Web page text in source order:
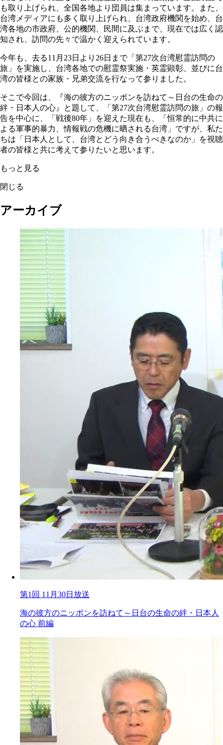
も取り上げられ、全国各地より団員は集まっています。また、
台湾メディアにも多く取り上げられ、台湾政府機関を始め、台
湾各地の市政府、公的機関、民間に及ぶまで、現在では広く認
知され、訪問の先々で温かく迎えられています。
今年も、去る11月23日より26日まで「第27次台湾慰霊訪問の
旅」を実施し、台湾各地での慰霊祭実施・英霊顕彰、並びに台
湾の皆様との家族・兄弟交流を行なって参りました。
そこで今回は、『海の彼方のニッポンを訪ねて～日台の生命の
絆・日本人の心』と題して、「第27次台湾慰霊訪問の旅」の報
告を中心に、「戦後80年」を迎えた現在も、「恒常的に中共に
よる軍事的暴力、情報戦の危機に晒される台湾」ですが、私た
ちは「日本人として、台湾とどう向き合うべきなのか」を視聴
者の皆様と共に考えて参りたいと思います。
もっと見る
閉じる
アーカイブ
第1回 11月30日放送
海の彼方のニッポンを訪ねて～日台の生命の絆・日本人
の心 前編